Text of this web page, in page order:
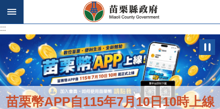
跳到主要內容區塊
:::
苗栗幣APP自115年7月10日10時上線